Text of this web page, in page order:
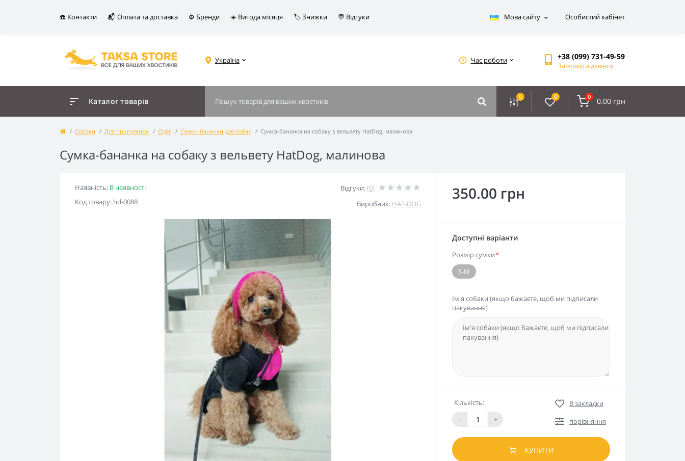
☎️ Контакти 📬 Оплата та доставка ⚙️ Бренди ☀️ Вигода місяця 🏷️ Знижки 💬 Відгуки Мова сайту Особистий кабінет
Україна Час роботи +38 (099) 731-49-59
Замовити дзвінок
Каталог товарів 0 0 0 0.00 грн
Собаки Для прогулянок Одяг Сумки-бананки для собак Сумка-бананка на собаку з вельвету HatDog, малинова
Сумка-бананка на собаку з вельвету HatDog, малинова
Наявність: В наявності
Код товару: hd-0088
Відгуки:(0)
Виробник: HAT-DOG
350.00 грн
Доступні варіанти
Розмір сумки*
S-M
Ім'я собаки (якщо бажаєте, щоб ми підписали
пакування)
Кількість:
-
+
В закладки
порівняння
КУПИТИ